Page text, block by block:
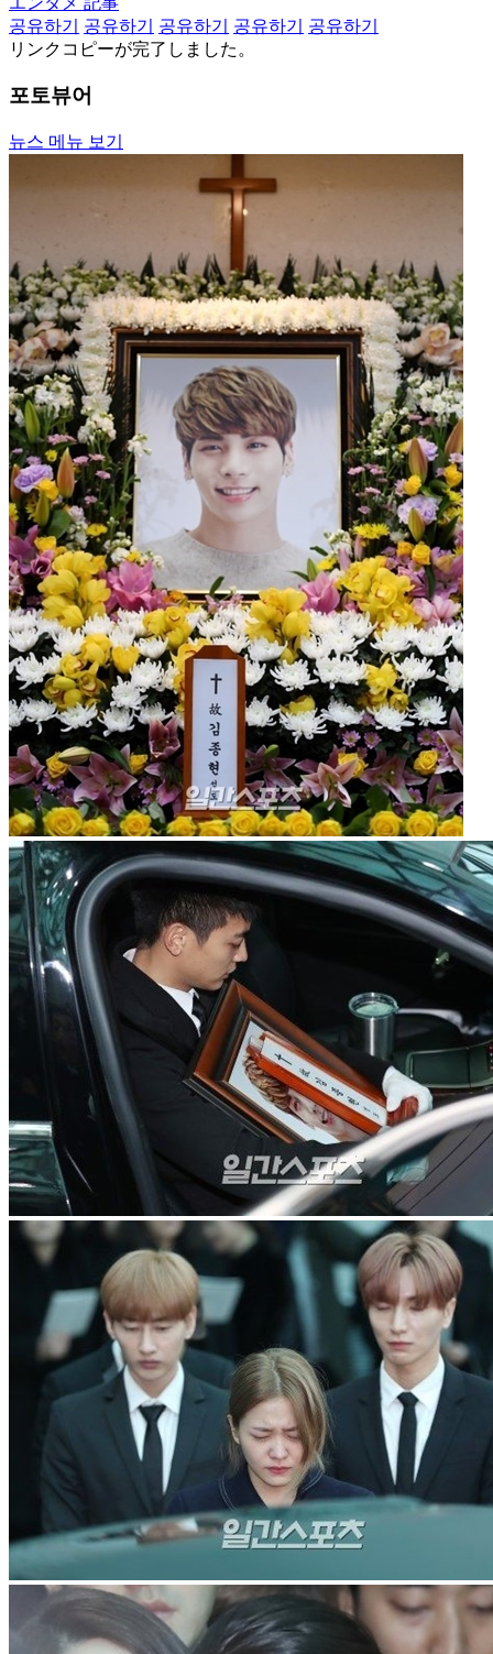
공유하기
공유하기 공유하기 공유하기
공유하기
リンクコピーが完了しました。
포토뷰어
뉴스 메뉴 보기